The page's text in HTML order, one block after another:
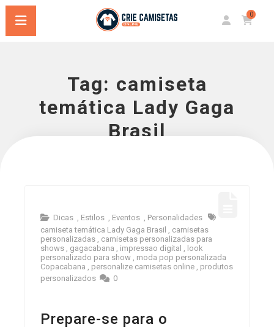
0
Tag: camiseta
temática Lady Gaga
Brasil
Dicas Estilos Eventos
Personalidades
camiseta temática Lady Gaga Brasil
camisetas
personalizadas
camisetas personalizadas para
shows
gagacabana impressao digital
look
personalizado para show
moda pop personalizada
Copacabana
personalize camisetas online
produtos
personalizados
0
Prepare-se para o